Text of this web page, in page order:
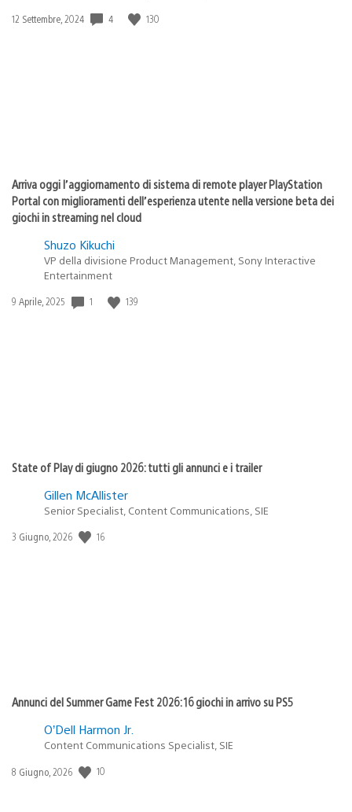
Data
12 Settembre, 2024 4 130
Arriva oggi l’aggiornamento di sistema di remote player PlayStation
Portal con miglioramenti dell’esperienza utente nella versione beta dei
giochi in streaming nel cloud
Shuzo Kikuchi
VP della divisione Product Management, Sony Interactive
Entertainment
Data
9 Aprile, 2025 1 139
State of Play di giugno 2026: tutti gli annunci e i trailer
Gillen McAllister
Senior Specialist, Content Communications, SIE
Data
3 Giugno, 2026 16
Annunci del Summer Game Fest 2026: 16 giochi in arrivo su PS5
O’Dell Harmon Jr.
Content Communications Specialist, SIE
Data
8 Giugno, 2026 10